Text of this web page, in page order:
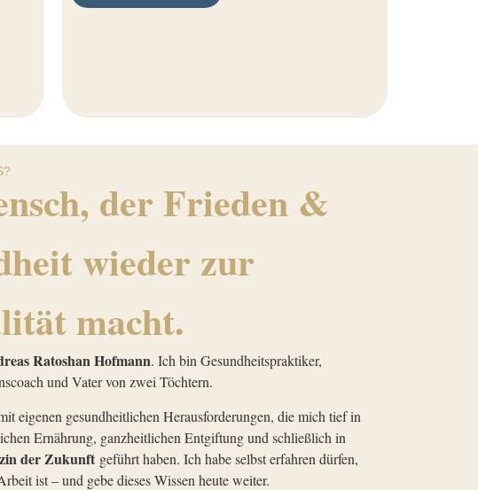
der Frieden &
wieder zur
macht.
Ratoshan Hofmann. Ich bin Gesundheitspraktiker,
und Vater von zwei Töchtern.
eigenen gesundheitlichen Herausforderungen, die mich tief in
Ernährung, ganzheitlichen Entgiftung und schließlich in
der Zukunft geführt haben. Ich habe selbst erfahren dürfen,
ist – und gebe dieses Wissen heute weiter.